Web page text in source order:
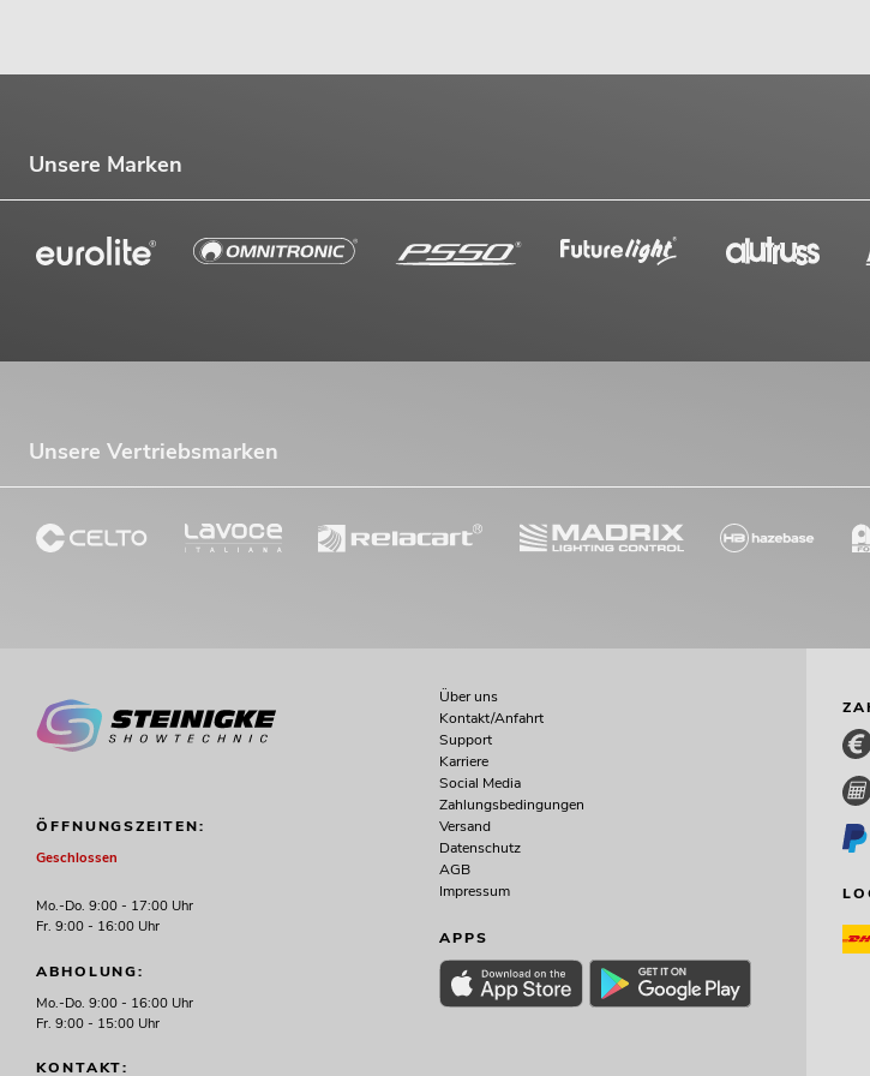
Unsere Marken
Unsere Vertriebsmarken
ÖFFNUNGSZEITEN:
Geschlossen
Mo.-Do. 9:00 - 17:00 Uhr
Fr. 9:00 - 16:00 Uhr
ABHOLUNG:
Mo.-Do. 9:00 - 16:00 Uhr
Fr. 9:00 - 15:00 Uhr
KONTAKT:
Über uns
Kontakt/Anfahrt
Support
Karriere
Social Media
Zahlungsbedingungen
Versand
Datenschutz
AGB
Impressum
APPS